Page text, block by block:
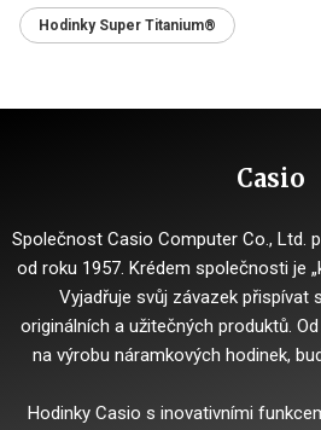
Hodinky Super Titanium®
Casio
Společnost Casio Computer Co., Ltd.
od roku 1957. Krédem společnosti je
Vyjadřuje svůj závazek přispívat
originálních a užitečných produktů.
na výrobu náramkových hodinek,
Hodinky Casio s inovativními